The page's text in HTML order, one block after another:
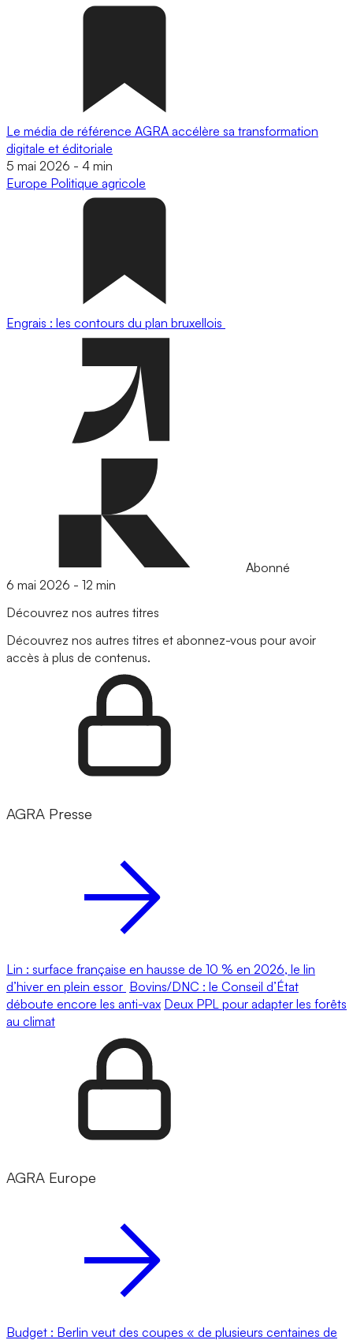
Le média de référence AGRA accélère sa transformation
digitale et éditoriale
5 mai 2026 - 4 min
Europe Politique agricole
Engrais : les contours du plan bruxellois
Abonné
6 mai 2026 - 12 min
Découvrez nos autres titres
Découvrez nos autres titres et abonnez-vous pour avoir
accès à plus de contenus.
AGRA Presse
Lin : surface française en hausse de 10 % en 2026, le lin
d’hiver en plein essor Bovins/DNC : le Conseil d’État
déboute encore les anti-vax Deux PPL pour adapter les forêts
au climat
AGRA Europe
Budget : Berlin veut des coupes « de plusieurs centaines de